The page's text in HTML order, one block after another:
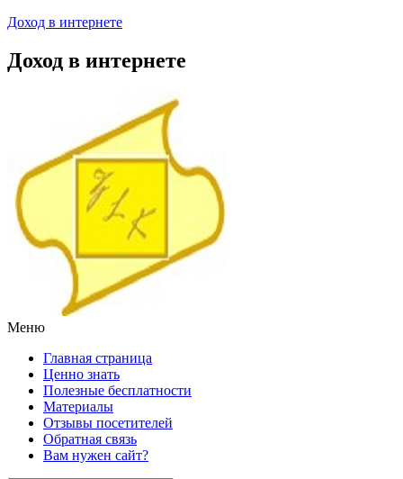
Доход в интернете
Доход в интернете
Меню
Главная страница
Ценно знать
Полезные бесплатности
Материалы
Отзывы посетителей
Обратная связь
Вам нужен сайт?